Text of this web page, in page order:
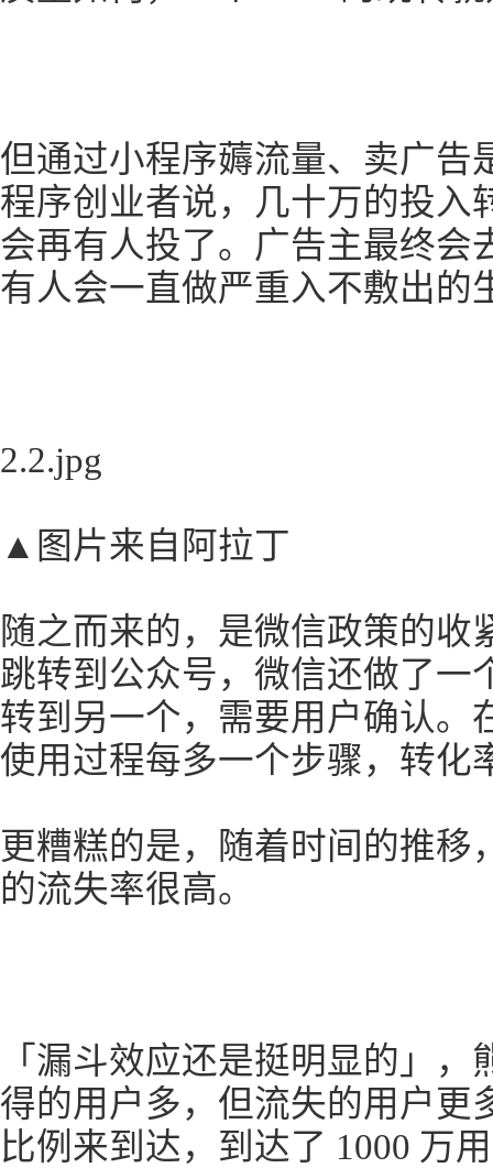
但通过小程序薅流量、卖广告
程序创业者说，几十万的投入
会再有人投了。广告主最终会
有人会一直做严重入不敷出的
2.2.jpg
▲图片来自阿拉丁
随之而来的，是微信政策的收
跳转到公众号，微信还做了一
转到另一个，需要用户确认。
使用过程每多一个步骤，转化
更糟糕的是，随着时间的推移
的流失率很高。
「漏斗效应还是挺明显的」
得的用户多，但流失的用户更
比例来到达，到达了 1000 万